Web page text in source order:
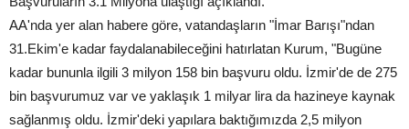
AA'nda yer alan habere göre, vatandaşların "İmar Barışı"ndan
31.Ekim'e kadar faydalanabileceğini hatırlatan Kurum, "Bugüne
kadar bununla ilgili 3 milyon 158 bin başvuru oldu. İzmir'de de 275
bin başvurumuz var ve yaklaşık 1 milyar lira da hazineye kaynak
sağlanmış oldu. İzmir'deki yapılara baktığımızda 2,5 milyon